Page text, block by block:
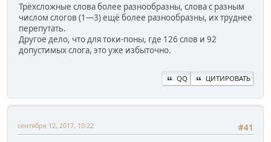
Трёхсложные слова более разнообразны, слова с разным
числом слогов (1—3) ещё более разнообразны, их труднее
перепутать.
Другое дело, что для токи-поны, где 126 слов и 92
допустимых слога, это уже избыточно.
QQ ЦИТИРОВАТЬ
#41
сентября 12, 2017, 10:22